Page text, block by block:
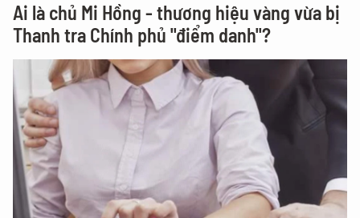
Ai là chủ Mi Hồng - thương hiệu vàng vừa bị
Thanh tra Chính phủ "điểm danh"?